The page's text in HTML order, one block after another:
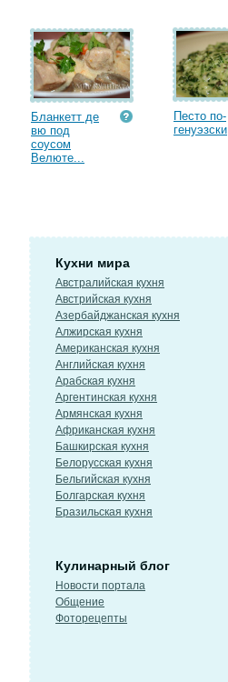
Бланкетт де
вю под
соусом
Велюте...
Песто по-
генуэзски
Кухни мира
Австралийская кухня
Австрийская кухня
Азербайджанская кухня
Алжирская кухня
Американская кухня
Английская кухня
Арабская кухня
Аргентинская кухня
Армянская кухня
Африканская кухня
Башкирская кухня
Белорусская кухня
Бельгийская кухня
Болгарская кухня
Бразильская кухня
Кулинарный блог
Новости портала
Общение
Фоторецепты